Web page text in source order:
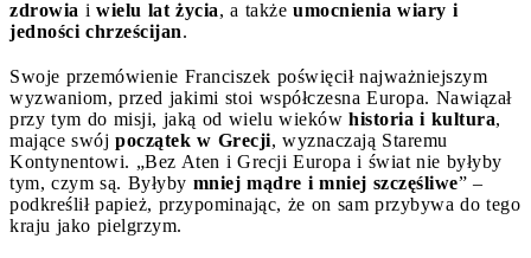
zdrowia i wielu lat życia, a także umocnienia wiary i
jedności chrześcijan.
Swoje przemówienie Franciszek poświęcił najważniejszym
wyzwaniom, przed jakimi stoi współczesna Europa. Nawiązał
przy tym do misji, jaką od wielu wieków historia i kultura,
mające swój początek w Grecji, wyznaczają Staremu
Kontynentowi. „Bez Aten i Grecji Europa i świat nie byłyby
tym, czym są. Byłyby mniej mądre i mniej szczęśliwe” –
podkreślił papież, przypominając, że on sam przybywa do tego
kraju jako pielgrzym.